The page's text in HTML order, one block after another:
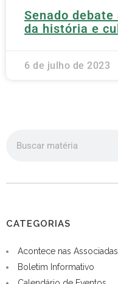
Senado
da história e
6 de julho de 2023
CATEGORIAS
Acontece nas Associadas
Boletim Informativo